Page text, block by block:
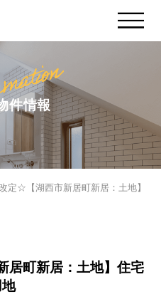
件情報
定☆【湖西市新居町新居：土地】
町新居：土地】住宅
地